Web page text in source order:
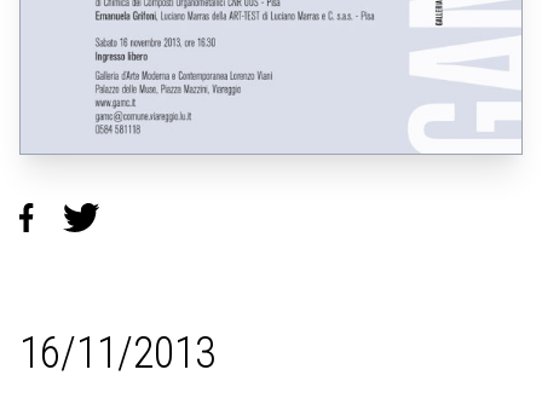
16/11/2013